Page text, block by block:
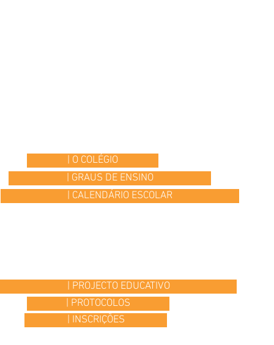
| O COLÉGIO
| GRAUS DE ENSINO
| CALENDÁRIO ESCOLAR
| PROJECTO EDUCATIVO
| PROTOCOLOS
| INSCRIÇÕES